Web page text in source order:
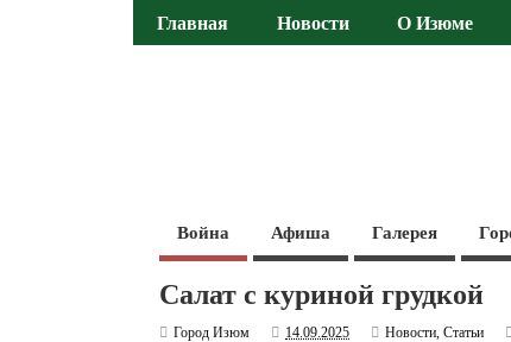
Главная Новости О Изюме
Война Афиша Галерея
Салат с куриной грудкой
Город Изюм 14.09.2025 Новости,Статьи